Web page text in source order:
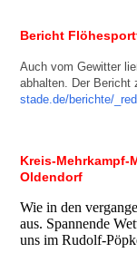
Bericht
Auch vom Gewitter
abhalten. Der Bericht
stade.de/berichte/
Kreis-Mehrkampf-
Oldendorf
Wie in den
aus. Spannende
uns im Rudolf-